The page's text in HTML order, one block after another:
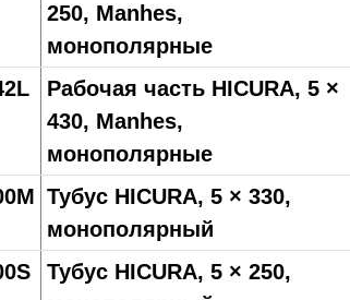
250, Manhes,
монополярные
Рабочая часть HICURA, 5 ×
430, Manhes,
монополярные
Тубус HICURA, 5 × 330,
монополярный
Тубус HICURA, 5 × 250,